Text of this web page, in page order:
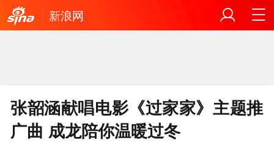
新浪网
张韶涵献唱电影《过家家》主题推
广曲 成龙陪你温暖过冬